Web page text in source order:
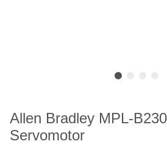
Allen Bradley MPL-
Servomotor